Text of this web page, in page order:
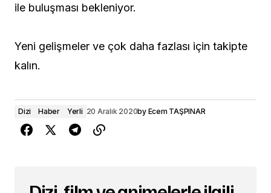
ile buluşması bekleniyor.
Yeni gelişmeler ve çok daha fazlası için takipte
kalın.
Dizi Haber Yerli 20 Aralık 2020by Ecem TAŞPINAR